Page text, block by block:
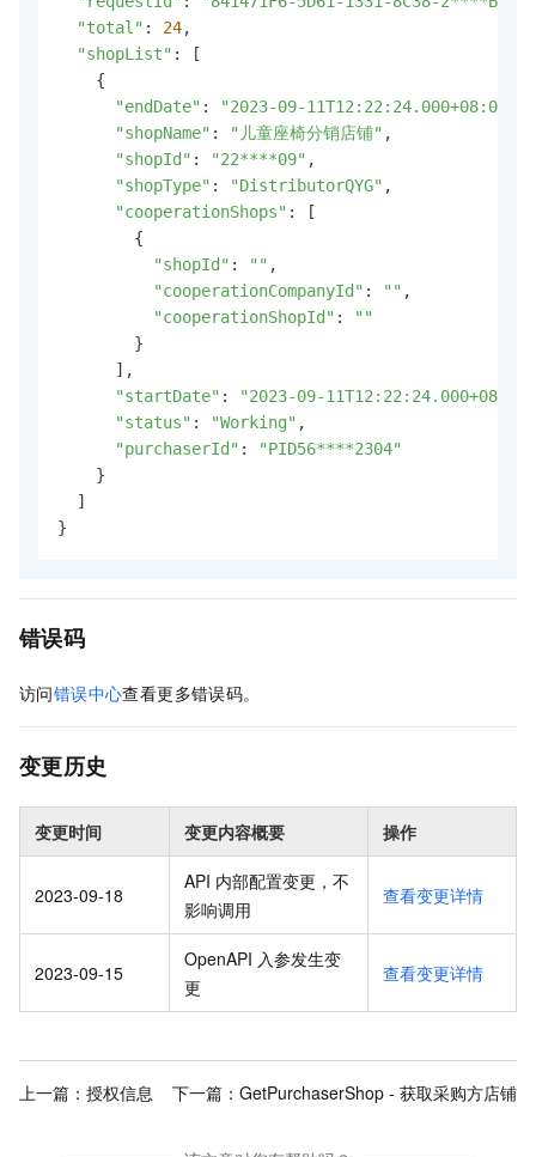
"total" : 24,
"shopList" : [
    {
"endDate" : "2023-09-11T12:22:24.000+08:00"
"shopName" : "儿童座椅分销店铺" ,
"shopId" : "22****09" ,
"shopType" : "DistributorQYG" ,
"cooperationShops" : [
        {
"shopId" : "" ,
"cooperationCompanyId" : "" ,
"cooperationShopId" :
""
        }
      ],
"startDate" :
"2023-09-11T12:22:24.000+08:00"
"status" : "Working" ,
"purchaserId" :
"PID56****2304"
    }
  ]
}
错误码
访问错误中心查看更多错误码。
变更历史
变更时间 变更内容概要 操作
2023-09-18
API 内部配置变更，不
影响调用
查看变更详情
2023-09-15
OpenAPI 入参发生变
更
查看变更详情
上一篇： 授权信息 下一篇： GetPurchaserShop - 获取采购方店铺